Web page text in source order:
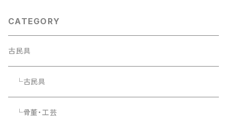
CATEGORY
古民具
└古民具
└骨董・工芸